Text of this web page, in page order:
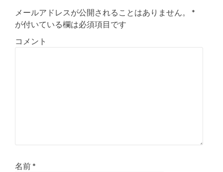
メールアドレスが公開されることはありません。
*
が付いている欄は必須項目です
コメント
名前*